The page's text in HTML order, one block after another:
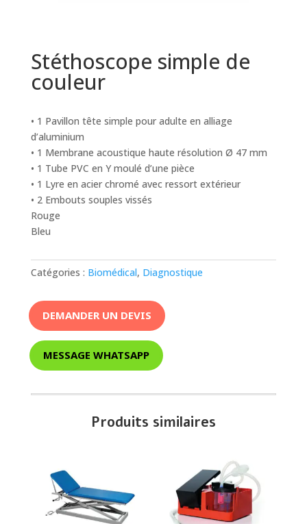
Stéthoscope simple de
couleur
• 1 Pavillon tête simple pour adulte en alliage
d’aluminium
• 1 Membrane acoustique haute résolution Ø 47 mm
• 1 Tube PVC en Y moulé d’une pièce
• 1 Lyre en acier chromé avec ressort extérieur
• 2 Embouts souples vissés
Rouge
Bleu
Catégories : Biomédical, Diagnostique
DEMANDER UN DEVIS
MESSAGE WHATSAPP
Produits similaires